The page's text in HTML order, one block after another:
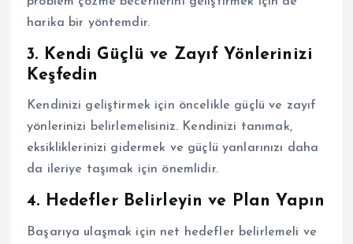
harika bir yöntemdir.
3.
Kendi Güçlü ve Zayıf Yönlerinizi
Keşfedin
Kendinizi geliştirmek için öncelikle güçlü ve zayıf
yönlerinizi belirlemelisiniz. Kendinizi tanımak,
eksikliklerinizi gidermek ve güçlü yanlarınızı daha
da ileriye taşımak için önemlidir.
4. Hedefler Belirleyin ve Plan Yapın
Başarıya ulaşmak için net hedefler belirlemeli ve